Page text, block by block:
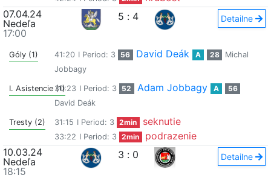
07.04.24
Nedeľa
17:00
5 : 4 Detailne
Góly (1) 41:20 I Period: 3 56 David Deák A 28
Michal
Jobbagy
I. Asistencie (1)30:23 I Period: 3 52 Adam Jobbagy A
56
David Deák
Tresty (2) 31:15 I Period: 3 2min seknutie
33:22 I Period: 3 2min
podrazenie
10.03.24
Nedeľa
18:15
3 : 0 Detailne